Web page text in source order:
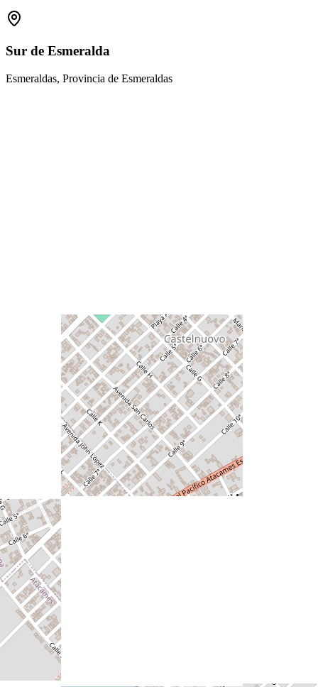
Sur de Esmeralda
Esmeraldas, Provincia de Esmeraldas